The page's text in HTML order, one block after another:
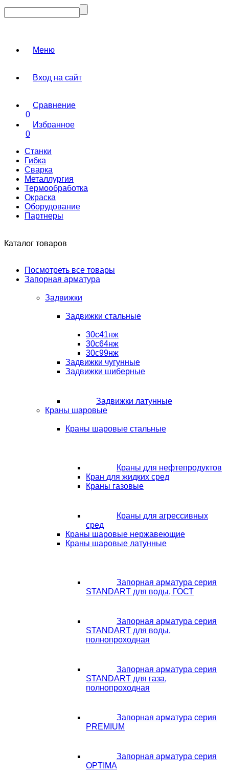
Меню
Вход на сайт
Сравнение
0
Избранное
0
Станки
Гибка
Сварка
Металлургия
Термообработка
Окраска
Оборудование
Партнеры
Каталог товаров
Посмотреть все товары
Запорная арматура
Задвижки
Задвижки стальные
30с41нж
30с64нж
30с99нж
Задвижки чугунные
Задвижки шиберные
Задвижки латунные
Краны шаровые
Краны шаровые стальные
Краны для нефтепродуктов
Кран для жидких сред
Краны газовые
Краны для агрессивных
сред
Краны шаровые нержавеющие
Краны шаровые латунные
Запорная арматура серия
STANDART для воды, ГОСТ
Запорная арматура серия
STANDART для воды,
полнопроходная
Запорная арматура серия
STANDART для газа,
полнопроходная
Запорная арматура серия
PREMIUM
Запорная арматура серия
OPTIMA